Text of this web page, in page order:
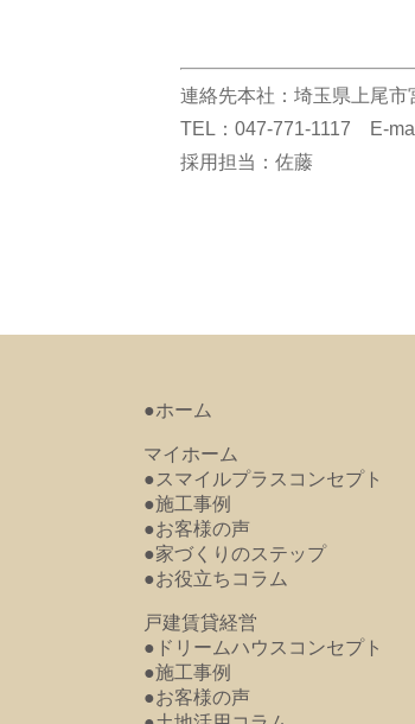
連絡先本社：埼玉県上尾市
TEL：047-771-1117 E-
採用担当：佐藤
●ホーム
マイホーム
●スマイルプラスコンセプト
●施工事例
●お客様の声
●家づくりのステップ
●お役立ちコラム
戸建賃貸経営
●ドリームハウスコンセプト
●施工事例
●お客様の声